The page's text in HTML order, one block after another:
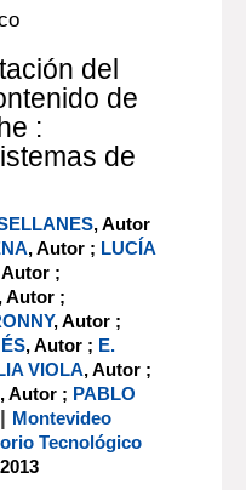
del
de
:
de
, Autor
, Autor ; LUCÍA
Autor ;
, Autor ;
, Autor ;
, Autor ; E.
VIOLA, Autor ;
, Autor ; PABLO
| Montevideo
Tecnológico
2013